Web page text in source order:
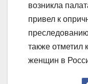
возникла
привел к
также отметил
женщин в